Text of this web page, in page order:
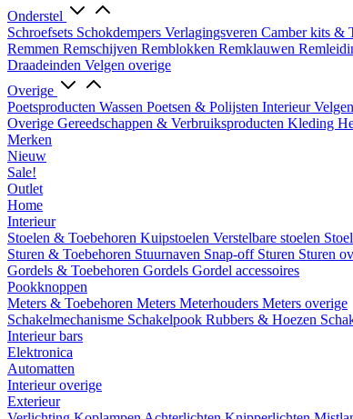
Onderstel
Schroefsets Schokdempers Verlagingsveren Camber kits &
Remmen Remschijven Remblokken Remklauwen
Draadeinden Velgen overige
Overige
Poetsproducten Wassen Poetsen & Polijsten Interieur
Overige Gereedschappen & Verbruiksproducten Kleding
Merken
Nieuw
Sale!
Outlet
Home
Interieur
Stoelen & Toebehoren Kuipstoelen Verstelbare stoelen
Sturen & Toebehoren Stuurnaven Snap-off Sturen Sturen
Gordels & Toebehoren Gordels Gordel accessoires
Pookknoppen
Meters & Toebehoren Meters Meterhouders Meters overige
Schakelmechanisme Schakelpook Rubbers & Hoezen
Interieur bars
Elektronica
Automatten
Interieur overige
Exterieur